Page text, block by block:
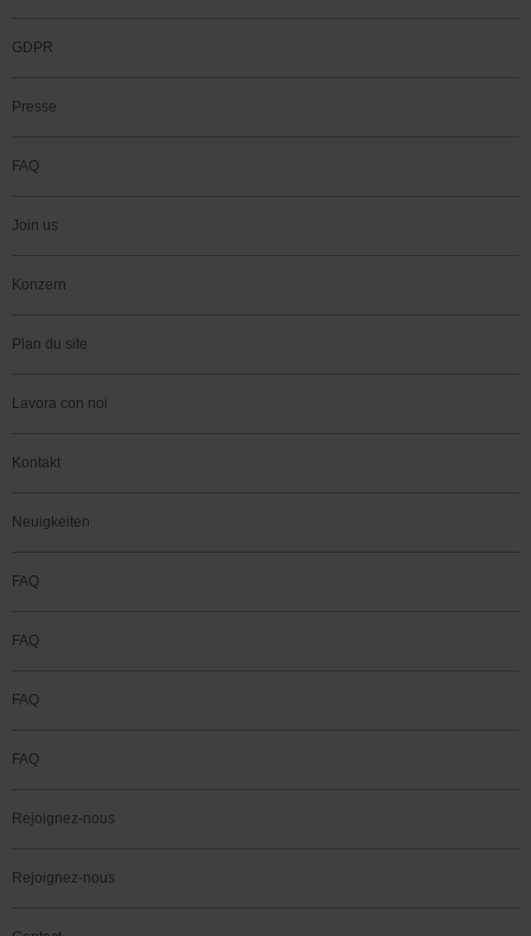
GDPR
Presse
FAQ
Join us
Konzern
Plan du site
Lavora con noi
Kontakt
Neuigkeiten
FAQ
FAQ
FAQ
FAQ
Rejoignez-nous
Rejoignez-nous